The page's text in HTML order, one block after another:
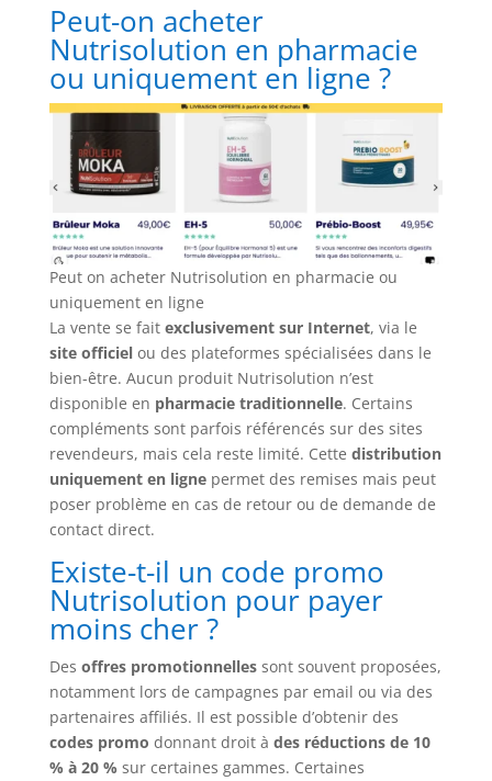
Peut-on acheter
Nutrisolution en pharmacie
ou uniquement en ligne ?
Peut on acheter Nutrisolution en pharmacie ou
uniquement en ligne
La vente se fait exclusivement sur Internet, via le
site officielou des plateformes spécialisées dans le
bien-être. Aucun produit Nutrisolution n’est
disponible en pharmacie traditionnelle. Certains
compléments sont parfois référencés sur des sites
revendeurs, mais cela reste limité. Cette distribution
uniquement en lignepermet des remises mais peut
poser problème en cas de retour ou de demande de
contact direct.
Existe-t-il un code promo
Nutrisolution pour payer
moins cher ?
Des offres promotionnellessont souvent proposées,
notamment lors de campagnes par email ou via des
partenaires affiliés. Il est possible d’obtenir des
codes promo donnant droit à des réductions de 10
% à 20 % sur certaines gammes. Certaines